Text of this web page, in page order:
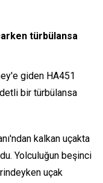
türbülansa
giden HA451
bir türbülansa
kalkan uçakta
Yolculuğun beşinci
uçak